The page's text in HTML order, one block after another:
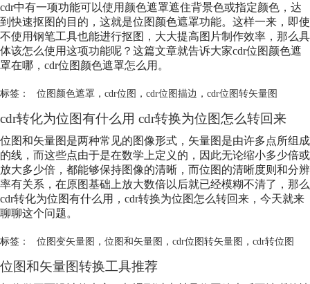
cdr中有一项功能可以使用颜色遮罩遮住背景色或指定颜色，达
到快速抠图的目的，这就是位图颜色遮罩功能。这样一来，即使
不使用钢笔工具也能进行抠图，大大提高图片制作效率，那么具
体该怎么使用这项功能呢？这篇文章就告诉大家cdr位图颜色遮
罩在哪，cdr位图颜色遮罩怎么用。
标签： 位图颜色遮罩 ， cdr位图 ， cdr位图描边 ， cdr位图转矢量图
cdr转化为位图有什么用 cdr转换为位图怎么转回来
位图和矢量图是两种常见的图像形式，矢量图是由许多点所组成
的线，而这些点由于是在数学上定义的，因此无论缩小多少倍或
放大多少倍，都能够保持图像的清晰，而位图的清晰度则和分辨
率有关系，在原图基础上放大数倍以后就已经模糊不清了，那么
cdr转化为位图有什么用，cdr转换为位图怎么转回来，今天就来
聊聊这个问题。
标签： 位图变矢量图 ， 位图和矢量图 ， cdr位图转矢量图 ， cdr转位图
位图和矢量图转换工具推荐